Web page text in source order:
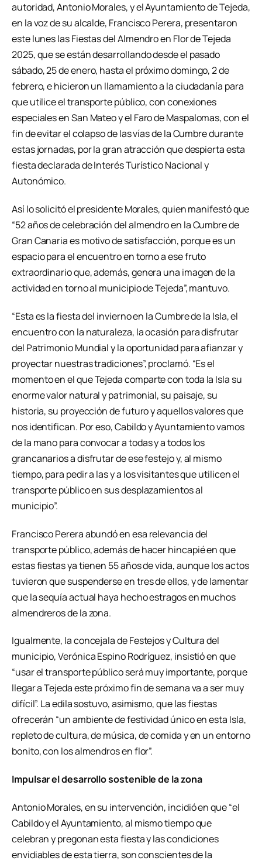
autoridad, Antonio Morales, y el Ayuntamiento de Tejeda,
en la voz de su alcalde, Francisco Perera, presentaron
este lunes las Fiestas del Almendro en Flor de Tejeda
2025, que se están desarrollando desde el pasado
sábado, 25 de enero, hasta el próximo domingo, 2 de
febrero, e hicieron un llamamiento a la ciudadanía para
que utilice el transporte público, con conexiones
especiales en San Mateo y el Faro de Maspalomas, con el
fin de evitar el colapso de las vías de la Cumbre durante
estas jornadas, por la gran atracción que despierta esta
fiesta declarada de Interés Turístico Nacional y
Autonómico.
Así lo solicitó el presidente Morales, quien manifestó que
“52 años de celebración del almendro en la Cumbre de
Gran Canaria es motivo de satisfacción, porque es un
espacio para el encuentro en torno a ese fruto
extraordinario que, además, genera una imagen de la
actividad en torno al municipio de Tejeda”, mantuvo.
“Esta es la fiesta del invierno en la Cumbre de la Isla, el
encuentro con la naturaleza, la ocasión para disfrutar
del Patrimonio Mundial y la oportunidad para afianzar y
proyectar nuestras tradiciones”, proclamó. “Es el
momento en el que Tejeda comparte con toda la Isla su
enorme valor natural y patrimonial, su paisaje, su
historia, su proyección de futuro y aquellos valores que
nos identifican. Por eso, Cabildo y Ayuntamiento vamos
de la mano para convocar a todas y a todos los
grancanarios a disfrutar de ese festejo y, al mismo
tiempo, para pedir a las y a los visitantes que utilicen el
transporte público en sus desplazamientos al
municipio”.
Francisco Perera abundó en esa relevancia del
transporte público, además de hacer hincapié en que
estas fiestas ya tienen 55 años de vida, aunque los actos
tuvieron que suspenderse en tres de ellos, y de lamentar
que la sequía actual haya hecho estragos en muchos
almendreros de la zona.
Igualmente, la concejala de Festejos y Cultura del
municipio, Verónica Espino Rodríguez, insistió en que
“usar el transporte público será muy importante, porque
llegar a Tejeda este próximo fin de semana va a ser muy
difícil”. La edila sostuvo, asimismo, que las fiestas
ofrecerán “un ambiente de festividad único en esta Isla,
repleto de cultura, de música, de comida y en un entorno
bonito, con los almendros en flor”.
Impulsar el desarrollo sostenible de la zona
Antonio Morales, en su intervención, incidió en que “el
Cabildo y el Ayuntamiento, al mismo tiempo que
celebran y pregonan esta fiesta y las condiciones
envidiables de esta tierra, son conscientes de la